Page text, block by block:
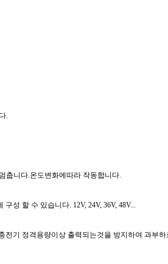
.
춥니다.온도변화에따라 작동합니다.
성 할 수 있습니다. 12V, 24V, 36V, 48V...
기 정격용량이상 출력되는것을 방지하여 과부하